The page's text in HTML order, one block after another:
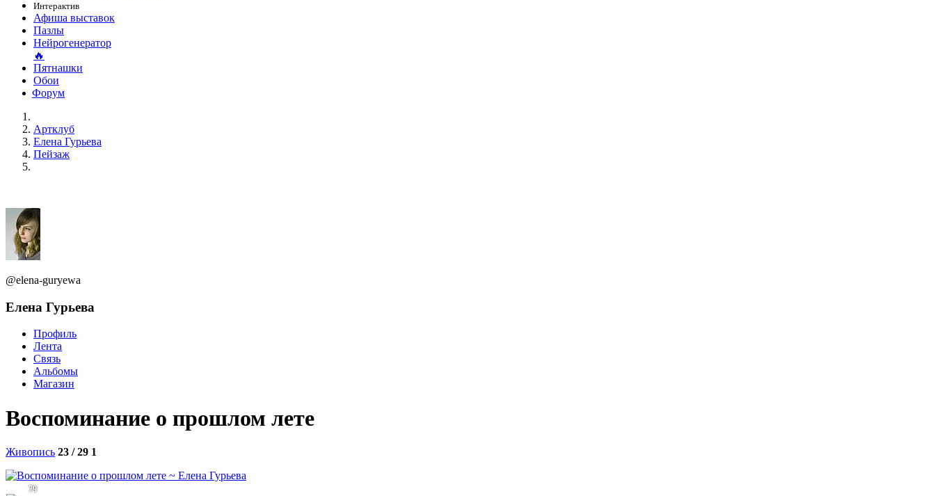
Интерактив
Афиша выставок
Пазлы
Нейрогенератор
🔥
Пятнашки
Обои
Форум
Артклуб
Елена Гурьева
Пейзаж
@elena-guryewa
Елена Гурьева
Профиль
Лента
Связь
Альбомы
Магазин
Воспоминание о прошлом лете
Живопись 23 / 29 1
79